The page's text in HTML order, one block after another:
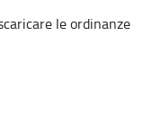
le ordinanze